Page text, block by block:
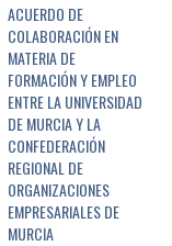
ACUERDO DE
COLABORACIÓN EN
MATERIA DE
FORMACIÓN Y EMPLEO
ENTRE LA UNIVERSIDAD
DE MURCIA Y LA
CONFEDERACIÓN
REGIONAL DE
ORGANIZACIONES
EMPRESARIALES DE
MURCIA